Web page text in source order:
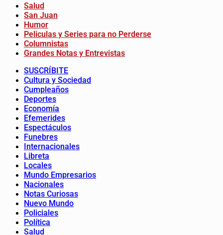
Salud
San Juan
Humor
Peliculas y Series para no Perderse
Columnistas
Grandes Notas y Entrevistas
SUSCRÍBITE
Cultura y Sociedad
Cumpleaños
Deportes
Economía
Efemerides
Espectáculos
Funebres
Internacionales
Libreta
Locales
Mundo Empresarios
Nacionales
Notas Curiosas
Nuevo Mundo
Policiales
Política
Salud